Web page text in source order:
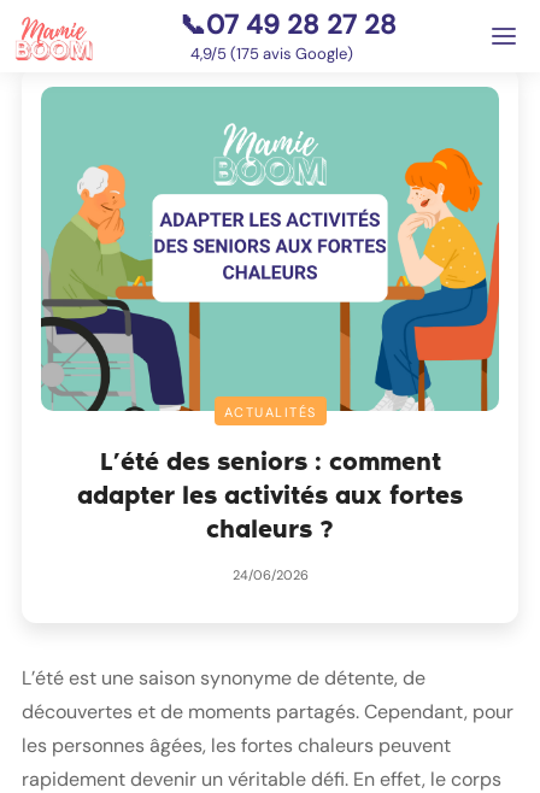
📞07 49 28 27 28
4,9/5 (175 avis Google)
ACTUALITÉS
L’été des seniors : comment
adapter les activités aux fortes
chaleurs ?
24/06/2026
L’été est une saison synonyme de détente, de
découvertes et de moments partagés. Cependant, pour
les personnes âgées, les fortes chaleurs peuvent
rapidement devenir un véritable défi. En effet, le corps